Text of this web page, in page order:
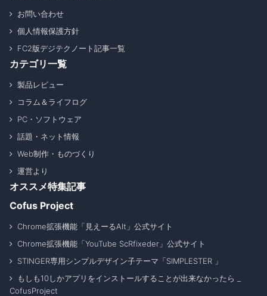
お問い合わせ
個人情報保護方針
FC2版デジテクノート記事一覧
カテゴリ一覧
製品レビュー
コラム＆ライフログ
PC・ソフトウェア
話題・ネット情報
Web制作・ものづくり
運営より
オススメ特集記事
Cofus Project
Chrome拡張機能「見えーるAlt」公式サイト
Chrome拡張機能「YouTube ScRfixeder」公式サイト
STINGER専用シンプルデザイン子テーマ「SIMPLESTER 」
もしも10しかアプリをインストールすることが出来なかったら _
CofusProject